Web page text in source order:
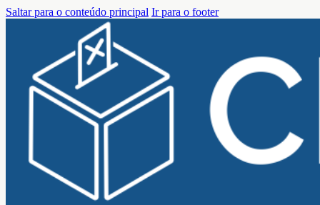
Saltar para o conteúdo principal Ir para o footer